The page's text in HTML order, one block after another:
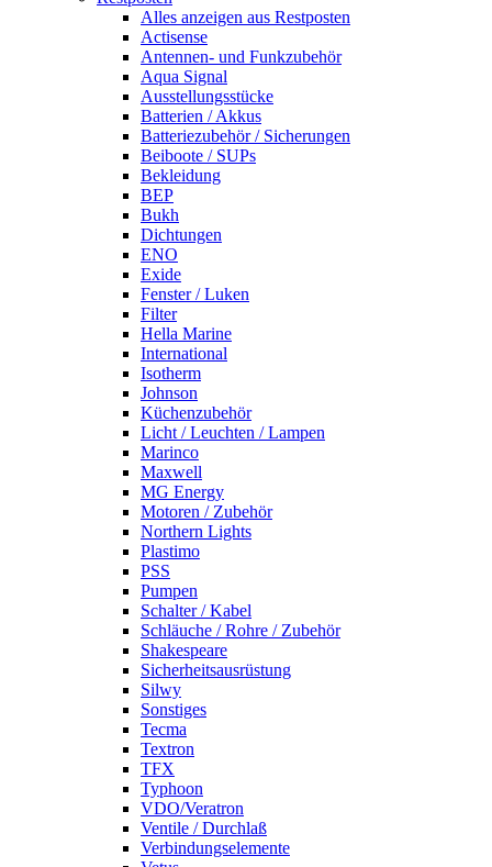
Alles anzeigen aus Restposten
Actisense
Antennen- und Funkzubehör
Aqua Signal
Ausstellungsstücke
Batterien / Akkus
Batteriezubehör / Sicherungen
Beiboote / SUPs
Bekleidung
BEP
Bukh
Dichtungen
ENO
Exide
Fenster / Luken
Filter
Hella Marine
International
Isotherm
Johnson
Küchenzubehör
Licht / Leuchten / Lampen
Marinco
Maxwell
MG Energy
Motoren / Zubehör
Northern Lights
Plastimo
PSS
Pumpen
Schalter / Kabel
Schläuche / Rohre / Zubehör
Shakespeare
Sicherheitsausrüstung
Silwy
Sonstiges
Tecma
Textron
TFX
Typhoon
VDO/Veratron
Ventile / Durchlaß
Verbindungselemente